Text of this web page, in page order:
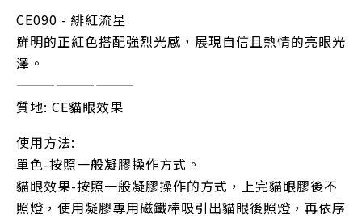
CE090 - 緋紅流星
鮮明的正紅色搭配強烈光感，展現自信且熱情的亮眼光
澤。
—————————
質地: CE貓眼效果
使用方法:
單色-按照一般凝膠操作方式。
貓眼效果-按照一般凝膠操作的方式，上完貓眼膠後不
照燈，使用凝膠專用磁鐵棒吸引出貓眼後照燈，再依序